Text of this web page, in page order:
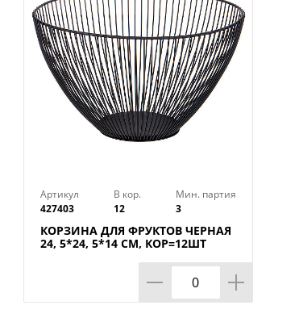
Артикул
427403
В кор.
12
Мин. партия
3
КОРЗИНА ДЛЯ ФРУКТОВ ЧЕРНАЯ
24, 5*24, 5*14 СМ, КОР=12ШТ